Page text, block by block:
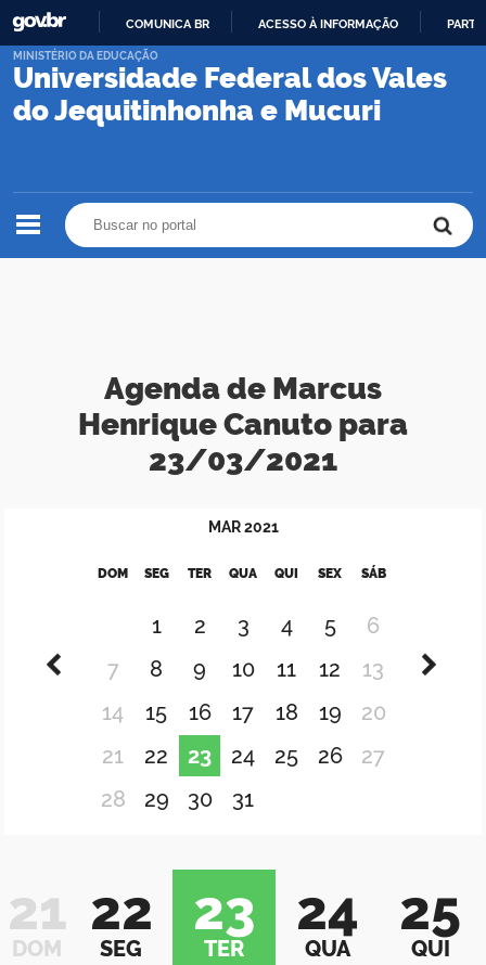
PARA
CONTEÚDO
COMUNICA BR ACESSO À INFORMAÇÃO
Universidade Federal dos Vales
do Jequitinhonha e Mucuri
MINISTÉRIO DA EDUCAÇÃO
Agenda de Marcus
Henrique Canuto para
23/03/2021
MAR 2021
DOM SEG TER QUA QUI SEX SÁB
1 2 3 4 5
6
7
8 9 10 11 12
13
14
15 16 17 18 19
20
21
22 23 24 25 26
27
28
29 30 31
21
DOM
22
SEG
23
TER
24
QUA
25
QUI